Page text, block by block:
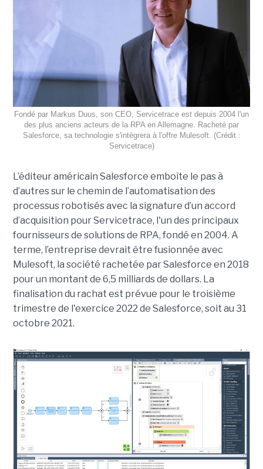
Fondé par Markus Duus, son CEO, Servicetrace est depuis 2004 l'un
des plus anciens acteurs de la RPA en Allemagne. Racheté par
Salesforce, sa technologie s'intègrera à l'offre Mulesoft. (Crédit :
Servicetrace)
L’éditeur américain Salesforce emboîte le pas à
d’autres sur le chemin de l’automatisation des
processus robotisés avec la signature d’un accord
d’acquisition pour Servicetrace, l'un des principaux
fournisseurs de solutions de RPA, fondé en 2004. A
terme, l’entreprise devrait être fusionnée avec
Mulesoft, la société rachetée par Salesforce en 2018
pour un montant de 6,5 milliards de dollars. La
finalisation du rachat est prévue pour le troisième
trimestre de l'exercice 2022 de Salesforce, soit au 31
octobre 2021.